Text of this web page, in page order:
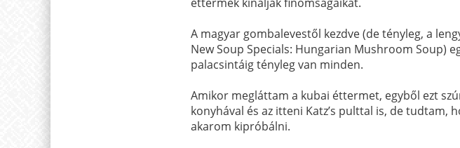
A magyar gombalevestől kezdve (de tényleg, a
New Soup Specials: Hungarian Mushroom Soup)
palacsintáig tényleg van minden.
Amikor megláttam a kubai éttermet, egyből ezt
konyhával és az itteni Katz’s pulttal is, de tudtam,
akarom kipróbálni.